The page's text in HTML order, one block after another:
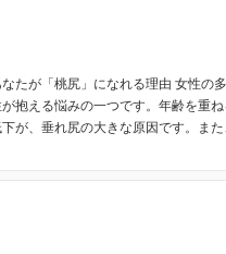
たが「桃尻」になれる理由 女性の
抱える悩みの一つです。年齢を重
が、垂れ尻の大きな原因です。ま